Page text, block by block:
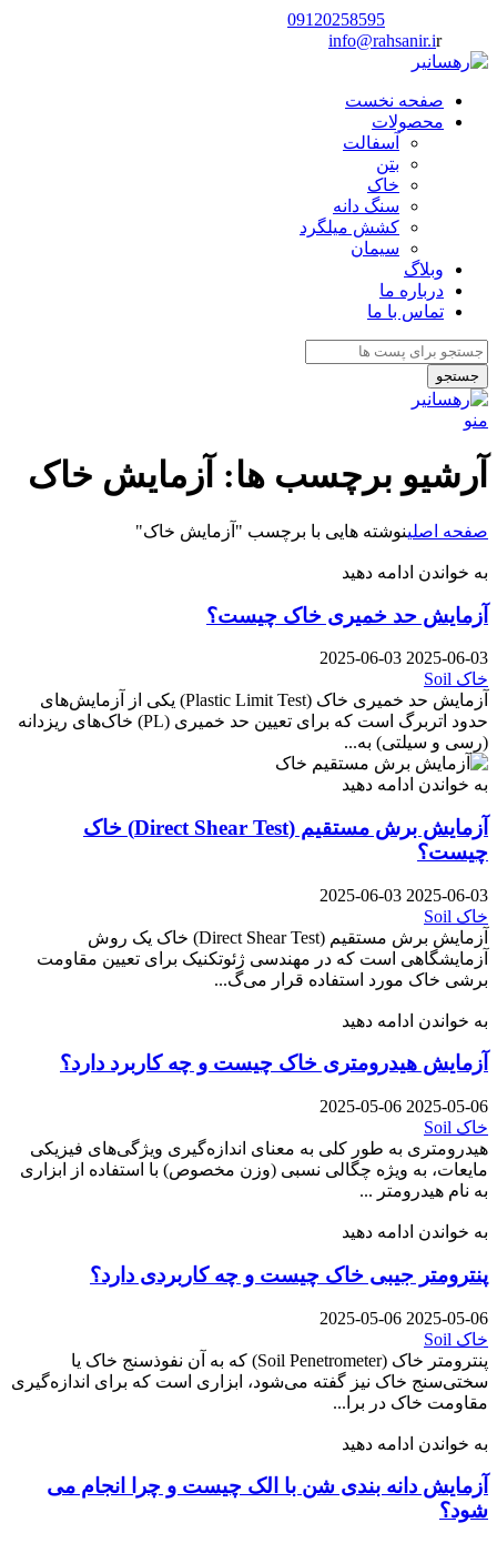
09120258595
info@rahsanir.ir
صفحه نخست
محصولات
آسفالت
بتن
خاک
سنگ دانه
کشش میلگرد
سیمان
وبلاگ
درباره ما
تماس با ما
جستجو
منو
آرشیو برچسب ها: آزمایش خاک
صفحه اصلینوشته هایی با برچسب "آزمایش خاک"
به خواندن ادامه دهید
آزمایش حد خمیری خاک چیست؟
2025-06-03
2025-06-03
خاک Soil
آزمایش حد خمیری خاک (Plastic Limit Test) یکی از آزمایش‌های
حدود اتربرگ است که برای تعیین حد خمیری (PL) خاک‌های ریزدانه
(رسی و سیلتی) به...
به خواندن ادامه دهید
آزمایش برش مستقیم (Direct Shear Test) خاک
چیست؟
2025-06-03
2025-06-03
خاک Soil
آزمایش برش مستقیم (Direct Shear Test) خاک یک روش
آزمایشگاهی است که در مهندسی ژئوتکنیک برای تعیین مقاومت
برشی خاک مورد استفاده قرار می‌گ...
به خواندن ادامه دهید
آزمایش هیدرومتری خاک چیست و چه کاربرد دارد؟
2025-05-06
2025-05-06
خاک Soil
هیدرومتری به طور کلی به معنای اندازه‌گیری ویژگی‌های فیزیکی
مایعات، به ویژه چگالی نسبی (وزن مخصوص) با استفاده از ابزاری
به نام هیدرومتر ...
به خواندن ادامه دهید
پنترومتر جیبی خاک چیست و چه کاربردی دارد؟
2025-05-06
2025-05-06
خاک Soil
پنترومتر خاک (Soil Penetrometer) که به آن نفوذسنج خاک یا
سختی‌سنج خاک نیز گفته می‌شود، ابزاری است که برای اندازه‌گیری
مقاومت خاک در برا...
به خواندن ادامه دهید
آزمایش دانه بندی شن با الک چیست و چرا انجام می
شود؟